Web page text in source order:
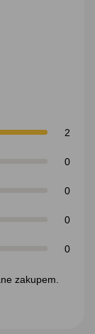
2
0
0
0
0
zakupem.